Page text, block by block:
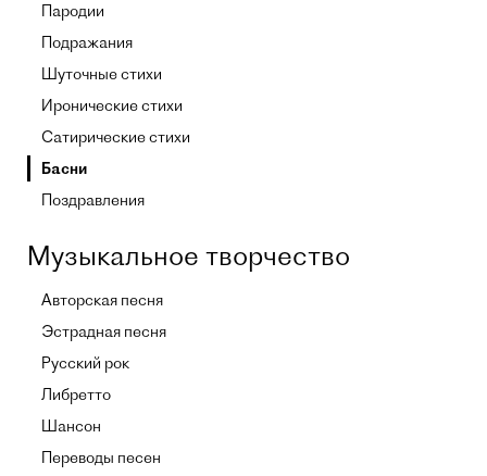
Пародии
Подражания
Шуточные стихи
Иронические стихи
Сатирические стихи
Басни
Поздравления
Музыкальное творчество
Авторская песня
Эстрадная песня
Русский рок
Либретто
Шансон
Переводы песен